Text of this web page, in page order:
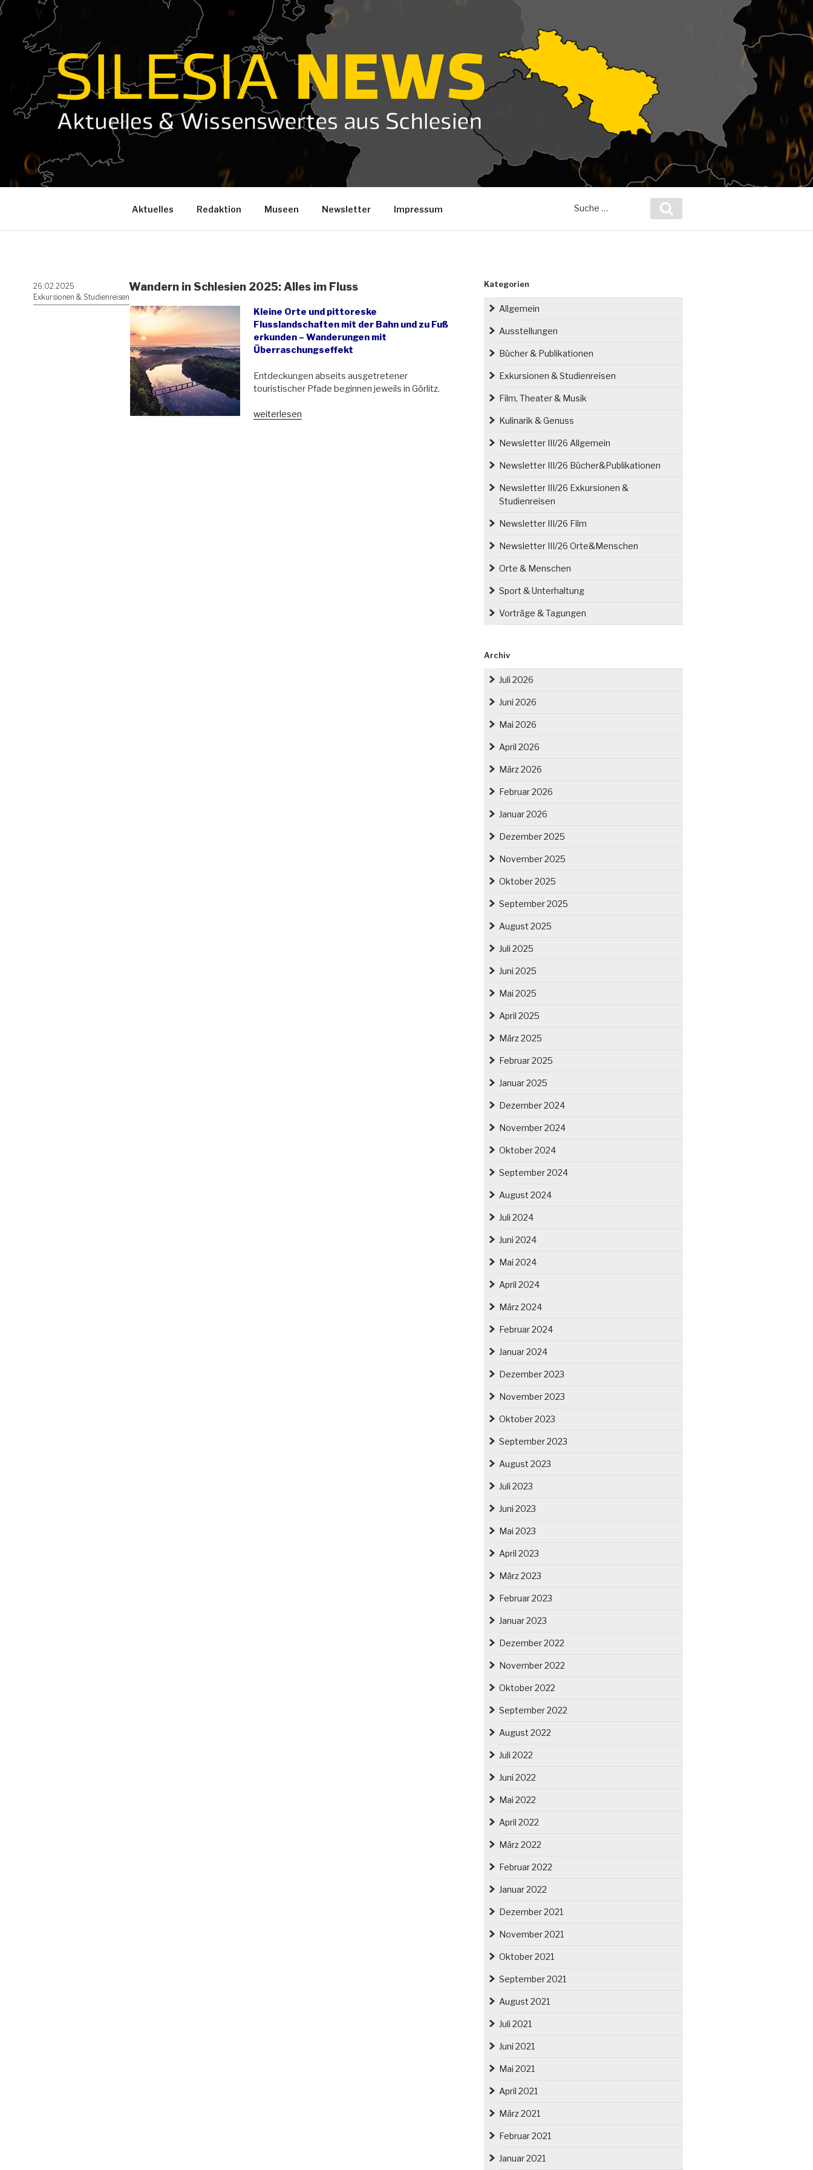
Zum
Inhalt
springen
Aktuelles Redaktion Museen Newsletter Impressum
nach:
Veröffentlicht
am
26.02.2025
Exkursionen & Studienreisen
Wandern in Schlesien 2025: Alles im Fluss
Kleine Orte und pittoreske
Flusslandschaften mit der Bahn und zu Fuß
erkunden – Wanderungen mit
Überraschungseffekt
Entdeckungen abseits ausgetretener
touristischer Pfade beginnen jeweils in Görlitz.
„Wandern
weiterlesen
Kategorien
Allgemein
Ausstellungen
Bücher & Publikationen
Exkursionen & Studienreisen
Film, Theater & Musik
Kulinarik & Genuss
Newsletter III/26 Allgemein
Newsletter III/26 Bücher&Publikationen
Newsletter III/26 Exkursionen &
Studienreisen
Newsletter III/26 Film
Newsletter III/26 Orte&Menschen
Orte & Menschen
Sport & Unterhaltung
Vorträge & Tagungen
Archiv
Juli 2026
Juni 2026
Mai 2026
April 2026
März 2026
Februar 2026
Januar 2026
Dezember 2025
November 2025
Oktober 2025
September 2025
August 2025
Juli 2025
Juni 2025
Mai 2025
April 2025
März 2025
Februar 2025
Januar 2025
Dezember 2024
November 2024
Oktober 2024
September 2024
August 2024
Juli 2024
Juni 2024
Mai 2024
April 2024
März 2024
Februar 2024
Januar 2024
Dezember 2023
November 2023
Oktober 2023
September 2023
August 2023
Juli 2023
Juni 2023
Mai 2023
April 2023
März 2023
Februar 2023
Januar 2023
Dezember 2022
November 2022
Oktober 2022
September 2022
August 2022
Juli 2022
Juni 2022
Mai 2022
April 2022
März 2022
Februar 2022
Januar 2022
Dezember 2021
November 2021
Oktober 2021
September 2021
August 2021
Juli 2021
Juni 2021
Mai 2021
April 2021
März 2021
Februar 2021
Januar 2021